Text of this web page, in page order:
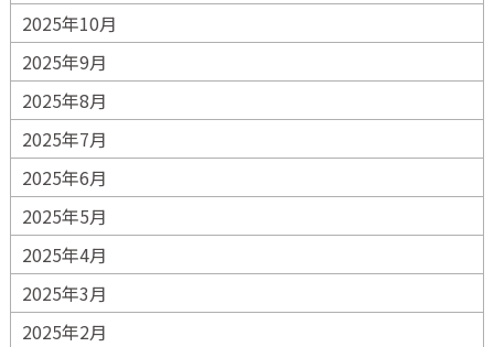
2025年10月
2025年9月
2025年8月
2025年7月
2025年6月
2025年5月
2025年4月
2025年3月
2025年2月